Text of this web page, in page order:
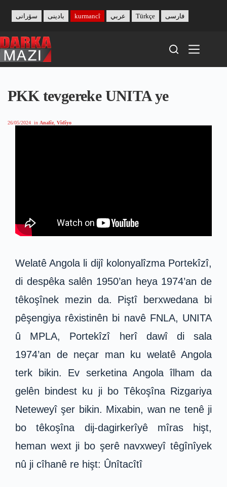
content
بادینی سۆرانی kurmancî عربي Türkçe فارسی
PKK tevgereke UNITA ye
26/05/2024 in Analîz, Vîdîyo
Welatê Angola li dijî kolonyalîzma Portekîzî,
di despêka salên 1950’an heya 1974’an de
têkoşînek mezin da. Piştî berxwedana bi
pêşengiya rêxistinên bi navê FNLA, UNITA
û MPLA, Portekîzî herî dawî di sala
1974’an de neçar man ku welatê Angola
terk bikin. Ev serketina Angola îlham da
gelên bindest ku ji bo Têkoşîna Rizgariya
Neteweyî şer bikin. Mixabin, wan ne tenê ji
bo têkoşîna dij-dagirkerîyê mîras hişt,
heman wext ji bo şerê navxweyî têgînîyek
nû ji cîhanê re hişt: Ûnîtacîtî